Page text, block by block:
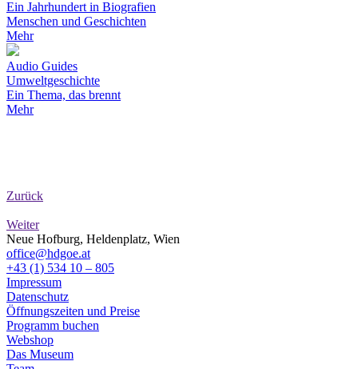
Ein Jahrhundert in Biografien
Menschen und Geschichten
Mehr
Audio Guides
Umweltgeschichte
Ein Thema, das brennt
Mehr
Zurück
Weiter
Neue Hofburg, Heldenplatz, Wien
office@hdgoe.at
+43 (1) 534 10 – 805
Impressum
Datenschutz
Öffnungszeiten und Preise
Programm buchen
Webshop
Das Museum